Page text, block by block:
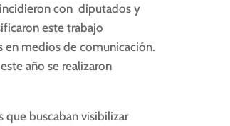
con diputados y
este trabajo
en medios de comunicación.
año se realizaron
que buscaban visibilizar